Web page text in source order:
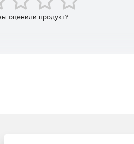
расписания.
оценили продукт?